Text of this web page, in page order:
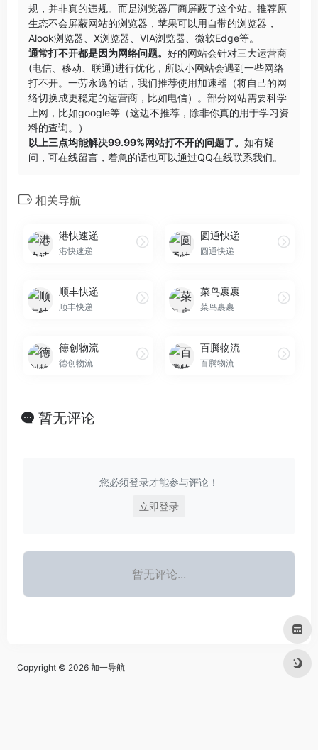
规，并非真的违规。而是浏览器厂商屏蔽了这个站。推荐原
生态不会屏蔽网站的浏览器，苹果可以用自带的浏览器，
Alook浏览器
X浏览器 VIA浏览器 微软Edge等。
通常打不开都是因为网络问题。 好的网站会针对三大运营商
(电信、移动、联通)进行优化，所以小网站会遇到一些网络
打不开。一劳永逸的话，我们推荐使用加速器（将自己的网
络切换成更稳定的运营商，比如电信）。部分网站需要科学
上网，比如google等（这边不推荐，除非你真的用于学习资
料的查询。）
以上三点均能解决99.99%网站打不开的问题了。 如有疑
问，可在线留言，着急的话也可以通过QQ在线联系我们。
相关导航
港快速递
港快速递
圆通快递
圆通快递
顺丰快递
顺丰快递
菜鸟裹裹
菜鸟裹裹
德创物流
德创物流
百腾物流
百腾物流
暂无评论
您必须登录才能参与评论！
立即登录
暂无评论...
Copyright © 2026 加一导航